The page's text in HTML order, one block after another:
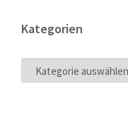
Kategorien
KATEGORIEN